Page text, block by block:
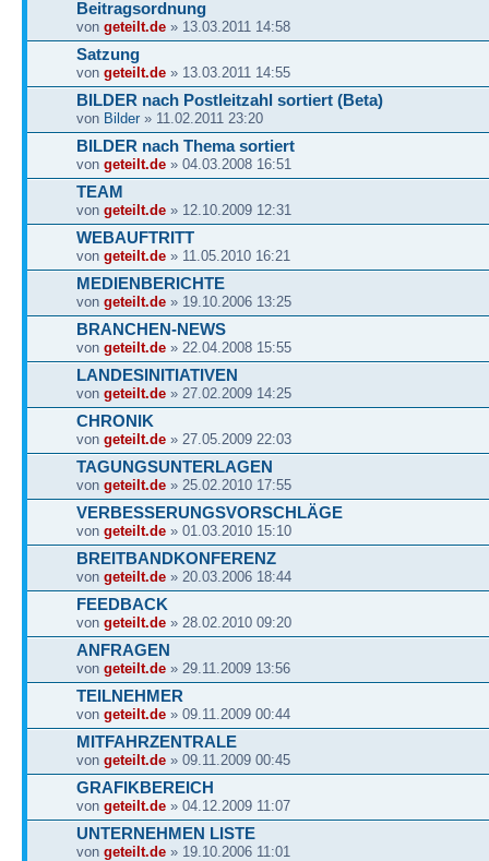
Beitragsordnung
von geteilt.de » 13.03.2011 14:58
Satzung
von geteilt.de » 13.03.2011 14:55
BILDER nach Postleitzahl sortiert (Beta)
von Bilder » 11.02.2011 23:20
BILDER nach Thema sortiert
von geteilt.de » 04.03.2008 16:51
TEAM
von geteilt.de » 12.10.2009 12:31
WEBAUFTRITT
von geteilt.de » 11.05.2010 16:21
MEDIENBERICHTE
von geteilt.de » 19.10.2006 13:25
BRANCHEN-NEWS
von geteilt.de » 22.04.2008 15:55
LANDESINITIATIVEN
von geteilt.de » 27.02.2009 14:25
CHRONIK
von geteilt.de » 27.05.2009 22:03
TAGUNGSUNTERLAGEN
von geteilt.de » 25.02.2010 17:55
VERBESSERUNGSVORSCHLÄGE
von geteilt.de » 01.03.2010 15:10
BREITBANDKONFERENZ
von geteilt.de » 20.03.2006 18:44
FEEDBACK
von geteilt.de » 28.02.2010 09:20
ANFRAGEN
von geteilt.de » 29.11.2009 13:56
TEILNEHMER
von geteilt.de » 09.11.2009 00:44
MITFAHRZENTRALE
von geteilt.de » 09.11.2009 00:45
GRAFIKBEREICH
von geteilt.de » 04.12.2009 11:07
UNTERNEHMEN LISTE
von geteilt.de » 19.10.2006 11:01